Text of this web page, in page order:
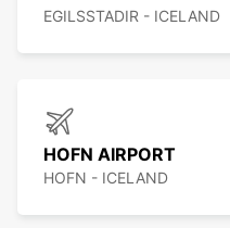
EGILSSTADIR - ICELAND
HOFN AIRPORT
HOFN - ICELAND